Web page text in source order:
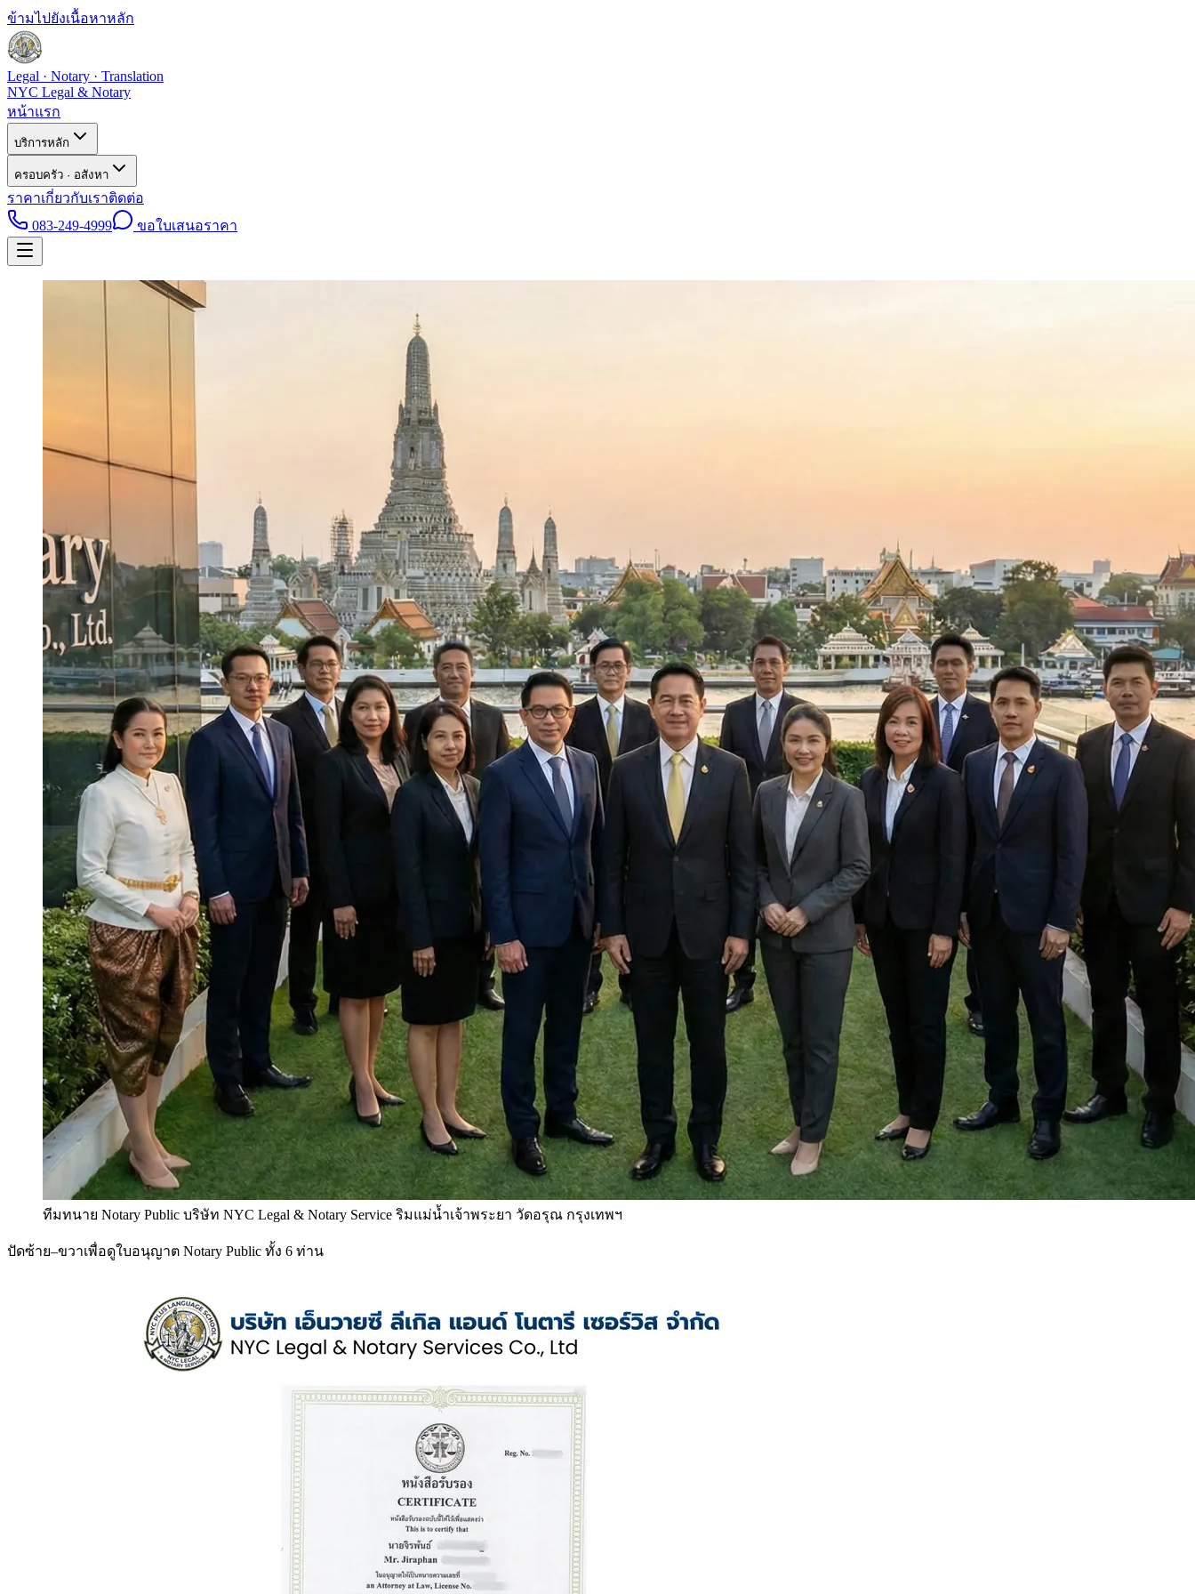
ข้ามไปยังเนื้อหาหลัก
Legal · Notary · Translation
NYC Legal & Notary
หน้าแรก
บริการหลัก
ครอบครัว · อสังหา
ราคาเกี่ยวกับเราติดต่อ
083-249-4999
ขอใบเสนอราคา
ทีมทนาย Notary Public บริษัท NYC Legal & Notary Service ริมแม่น้ำเจ้าพระยา วัดอรุณ กรุงเทพฯ
ปัดซ้าย–ขวาเพื่อดูใบอนุญาต Notary Public ทั้ง 6 ท่าน